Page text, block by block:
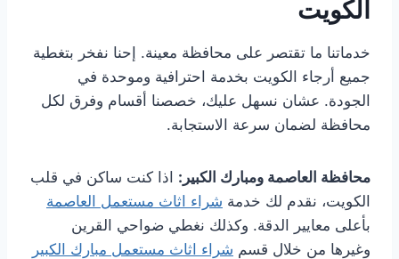
الكويت
خدماتنا ما تقتصر على محافظة معينة. إحنا نفخر بتغطية
جميع أرجاء الكويت بخدمة احترافية وموحدة في
الجودة. عشان نسهل عليك، خصصنا أقسام وفرق لكل
محافظة لضمان سرعة الاستجابة.
محافظة العاصمة ومبارك الكبير: اذا كنت ساكن في قلب
الكويت، نقدم لك خدمة شراء اثاث مستعمل العاصمة
بأعلى معايير الدقة. وكذلك نغطي ضواحي القرين
وغيرها من خلال قسم شراء اثاث مستعمل مبارك الكبير